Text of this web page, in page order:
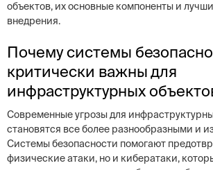
объектов, их основные компоненты и
внедрения.
Почему системы
критически важны для
инфраструктурных
Современные угрозы для
становятся все более разнообразными и
Системы безопасности помогают
физические атаки, но и кибератаки,